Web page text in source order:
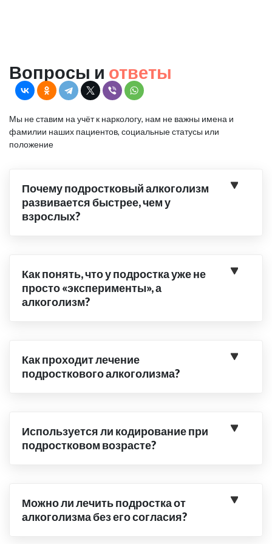
Вопросы и ответы
Мы не ставим на учёт к наркологу, нам не важны имена и
фамилии наших пациентов, социальные статусы или
положение
Почему подростковый алкоголизм
развивается быстрее, чем у
взрослых?
Как понять, что у подростка уже не
просто «эксперименты», а
алкоголизм?
Как проходит лечение
подросткового алкоголизма?
Используется ли кодирование при
подростковом возрасте?
Можно ли лечить подростка от
алкоголизма без его согласия?